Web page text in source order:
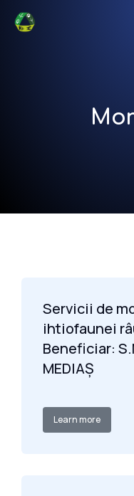
Servicii de
ihtiofaunei
Beneficiar:
MEDIAŞ
Learn more